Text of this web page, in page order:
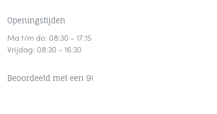
Openingstijden
Ma t/m do: 08:30 - 17:15
Vrijdag: 08:30 - 16:30
Beoordeeld met een 9!